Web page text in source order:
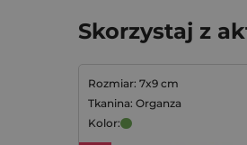
Skorzystaj z
Rozmiar: 7x9 cm
Tkanina: Organza
Kolor: